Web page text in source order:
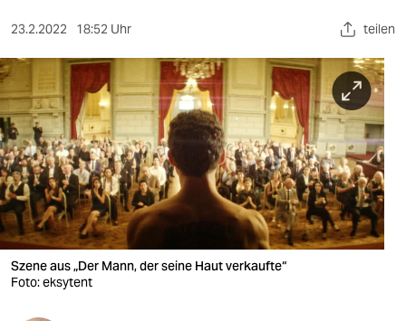
kultur
sport
berlin
nord
wahrheit
verlag
verlag
23.2.2022 18:52 Uhr teilen
Szene aus „Der Mann, der seine Haut verkaufte“
Foto: eksytent